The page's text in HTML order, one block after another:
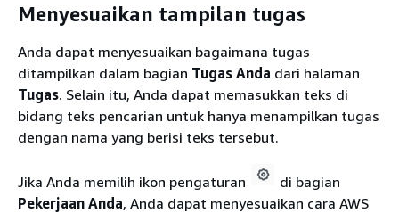
Menyesuaikan tampilan tugas
Anda dapat menyesuaikan bagaimana tugas
ditampilkan dalam bagian Tugas Anda dari halaman
Tugas. Selain itu, Anda dapat memasukkan teks di
bidang teks pencarian untuk hanya menampilkan tugas
dengan nama yang berisi teks tersebut.
Jika Anda memilih ikon pengaturan
di bagian
Pekerjaan Anda, Anda dapat menyesuaikan cara AWS